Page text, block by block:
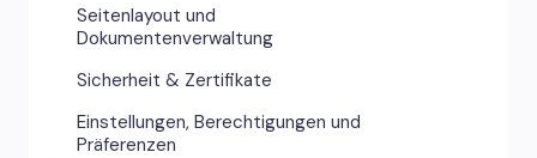
Seitenlayout und
Dokumentenverwaltung
Sicherheit & Zertifikate
Einstellungen, Berechtigungen und
Präferenzen